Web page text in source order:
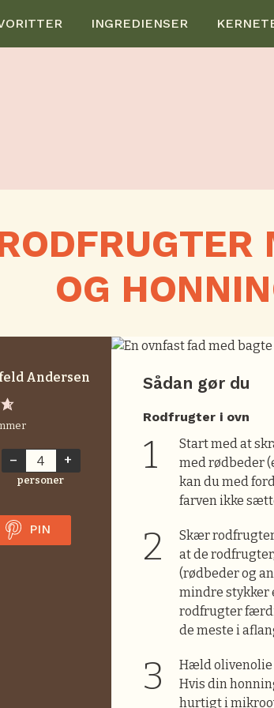
INGREDIENSER
OG
Andersen
– +
personer
PIN
Sådan gør du
Rodfrugter i ovn
Start med at
med rødbeder
kan du med
farven ikke
Skær
at de
(rødbeder og
mindre stykker
rodfrugter
de meste i
Hæld olivenolie
Hvis din
hurtigt i